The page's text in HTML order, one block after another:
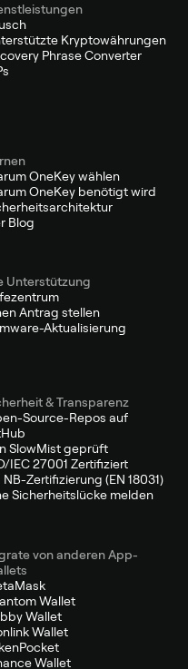
Kryptowährungen
Phrase Converter
OneKey wählen
OneKey benötigt wird
Blog
Unterstützung
Antrag stellen
Aktualisierung
& Transparenz
Source-Repos auf
SlowMist geprüft
IEC 27001 Zertifiziert
NB-Zertifizierung (EN 18031)
Sicherheitslücke melden
von anderen App-
Wallet
Wallet
Wallet
Wallet